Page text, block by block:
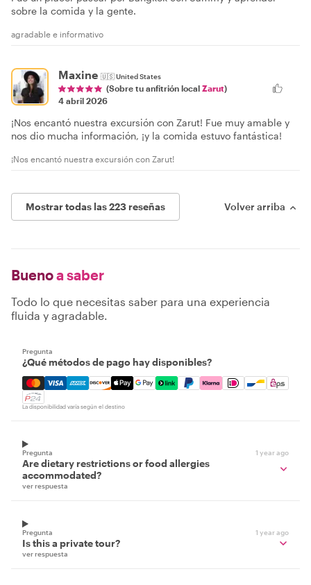
sobre la comida y la gente.
agradable e informativo
Maxine 🇺🇸United States
(Sobre tu anfitrión local Zarut)
4 abril 2026
¡Nos encantó nuestra excursión con Zarut! Fue muy amable y
nos dio mucha información, ¡y la comida estuvo fantástica!
¡Nos encantó nuestra excursión con Zarut!
Mostrar todas las 223 reseñas Volver arriba
Buenoa saber
Todo lo que necesitas saber para una experiencia
fluida y agradable.
Pregunta
¿Qué métodos de pago hay disponibles?
Mastercard, Visa, Amex, Discover, Apple Pay, Google
La disponibilidad varía según el destino
Pregunta 1 year ago
Are dietary restrictions or food allergies
accommodated?
ver respuesta
Pregunta 1 year ago
Is this a private tour?
ver respuesta